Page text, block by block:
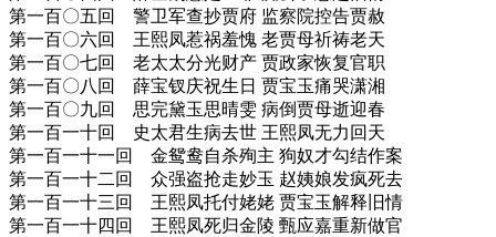
第一百〇五回 警卫军查抄贾府 监察院控告贾赦
第一百〇六回 王熙凤惹祸羞愧 老贾母祈祷老天
第一百〇七回 老太太分光财产 贾政家恢复官职
第一百〇八回 薛宝钗庆祝生日 贾宝玉痛哭潇湘
第一百〇九回 思完黛玉思晴雯 病倒贾母逝迎春
第一百一十回 史太君生病去世 王熙凤无力回天
第一百一十一回 金鸳鸯自杀殉主 狗奴才勾结作案
第一百一十二回 众强盗抢走妙玉 赵姨娘发疯死去
第一百一十三回 王熙凤托付姥姥 贾宝玉解释旧情
第一百一十四回 王熙凤死归金陵 甄应嘉重新做官